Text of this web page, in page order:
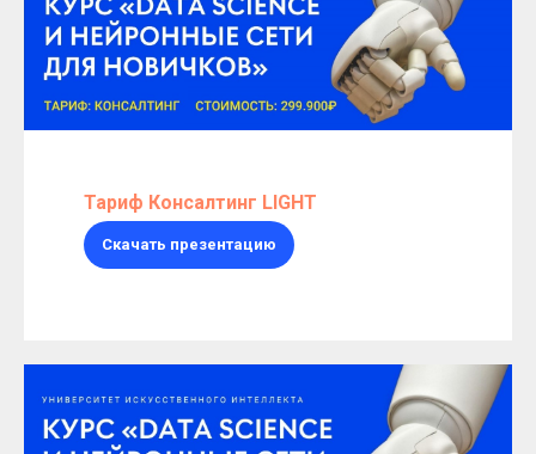
Тариф Консалтинг LIGHT
Скачать презентацию